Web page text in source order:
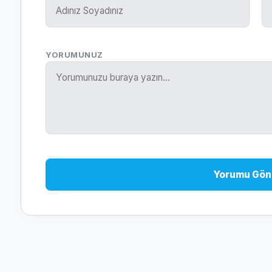
YORUMUNUZ
Yorumu